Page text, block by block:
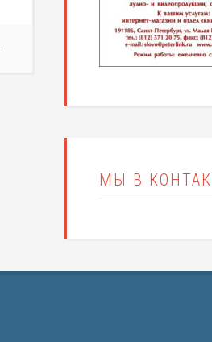
МЫ В